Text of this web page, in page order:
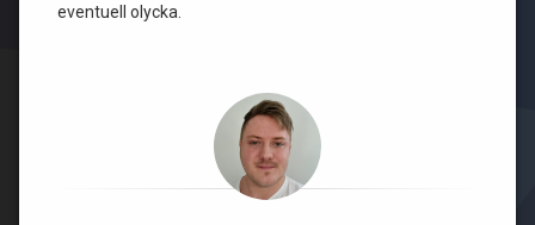
eventuell olycka.